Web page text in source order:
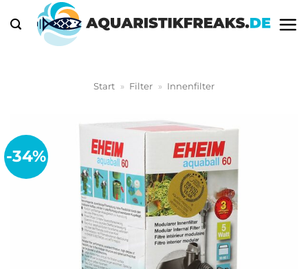
Inhalt
springen
Start » Filter » Innenfilter
-34%